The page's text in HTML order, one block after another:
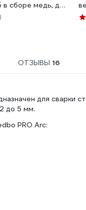
сборе медь, до
м БАРСВЕЛД
ОТЗЫВЫ 16
для сварки
до 5 мм.
PRO Arc: